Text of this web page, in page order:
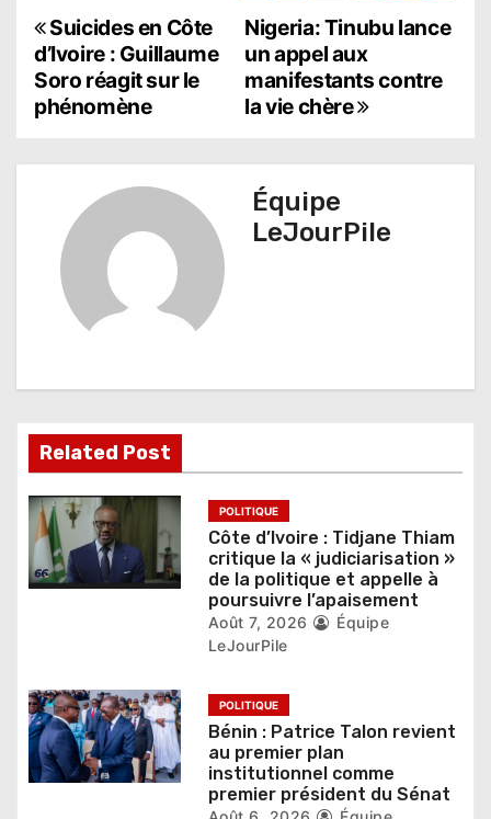
N
a
v
i
d
e
l
’
t
i
c
Nigeria: Tinubu lance
un appel aux
manifestants contre
la vie chère
Suicides en Côte
d’Ivoire : Guillaume
Soro réagit sur le
phénomène
Équipe
LeJourPile
Related Post
POLITIQUE
Côte d’Ivoire : Tidjane Thiam
critique la « judiciarisation »
de la politique et appelle à
poursuivre l’apaisement
Août 7, 2026
Équipe
LeJourPile
POLITIQUE
Bénin : Patrice Talon revient
au premier plan
institutionnel comme
premier président du Sénat